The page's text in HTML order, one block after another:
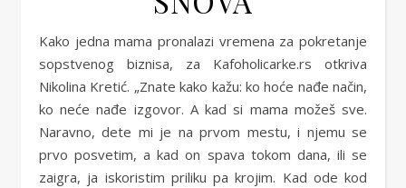
Kako jedna mama pronalazi vremena za pokretanje
sopstvenog biznisa, za Kafoholicarke.rs otkriva
Nikolina Kretić. „Znate kako kažu: ko hoće nađe način,
ko neće nađe izgovor. A kad si mama možeš sve.
Naravno, dete mi je na prvom mestu, i njemu se
prvo posvetim, a kad on spava tokom dana, ili se
zaigra, ja iskoristim priliku pa krojim. Kad ode kod